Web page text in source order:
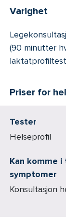
Varighet
(90 minutter
Priser for
Tester
Helseprofil
Kan komme
symptomer
Konsultasjon